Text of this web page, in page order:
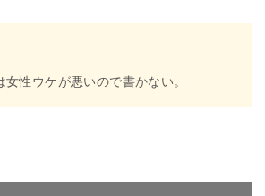
性ウケが悪いので書かない。